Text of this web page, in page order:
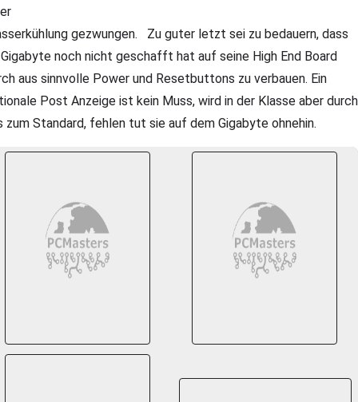
gezwungen. Zu guter letzt sei zu bedauern, dass
noch nicht geschafft hat auf seine High End Board
aus sinnvolle Power und Resetbuttons zu verbauen. Ein
Post Anzeige ist kein Muss, wird in der Klasse aber durch
zum Standard, fehlen tut sie auf dem Gigabyte ohnehin.